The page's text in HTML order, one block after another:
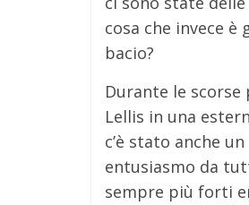
cosa che invece
bacio?
Durante le
Lellis in una
c’è stato anche
entusiasmo da
sempre più forti